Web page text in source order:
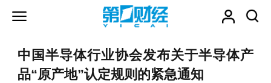
中国半导体行业协会发布关于半导体产
品“原产地”认定规则的紧急通知